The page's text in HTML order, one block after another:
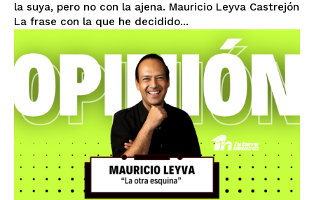
la suya, pero no con la ajena. Mauricio Leyva Castrejón
La frase con la que he decidido...